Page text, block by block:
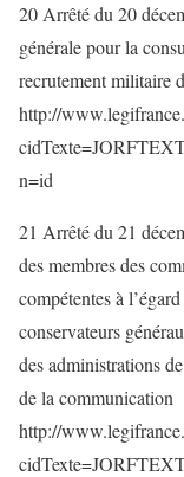
20 Arrêté du 20
générale pour la
recrutement militaire
http://
n=id
21 Arrêté du 21
des membres des
compétentes à
conservateurs
des administrations
de la communication
http://